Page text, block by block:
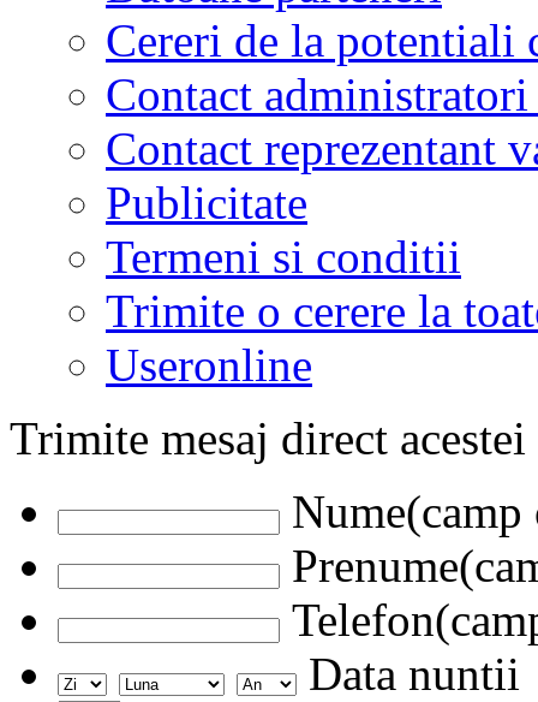
Cereri de la potentiali
Contact
Contact reprezentant
Publicitate
Termeni si conditii
Trimite o cerere la
Useronline
Trimite mesaj direct
Data nuntii